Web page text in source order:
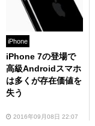
iPhone
iPhone 7の登場で
高級Androidスマホ
は多くが存在価値を
失う
2016年09月08日 22:07